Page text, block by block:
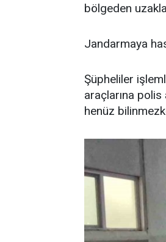
bölgeden
Jandarmaya
Şüpheliler
araçlarına polis
henüz